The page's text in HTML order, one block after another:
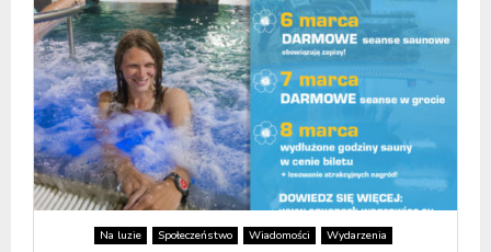
Na luzie Społeczeństwo Wiadomości Wydarzenia